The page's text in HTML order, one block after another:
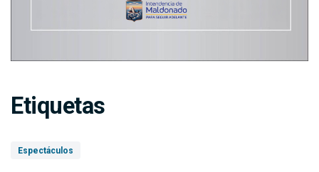
Etiquetas
Espectáculos